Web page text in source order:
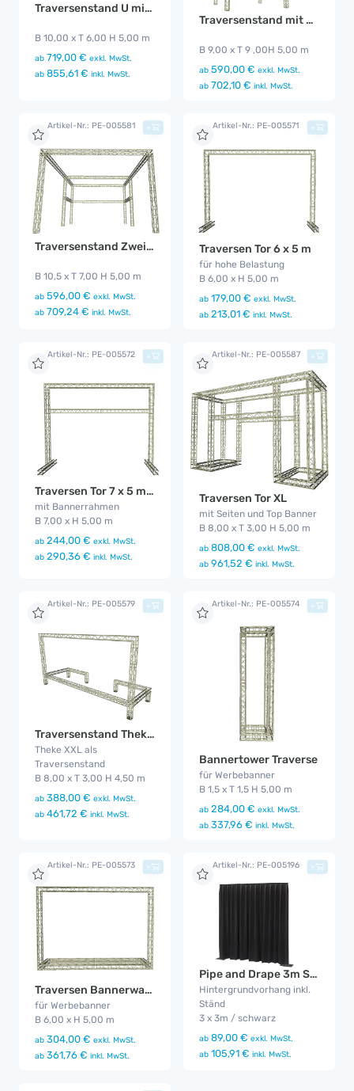
Traversenstand U mit Kabine
B 10,00 x T 6,00 H 5,00 m
ab 719,00 € exkl. MwSt.
ab 855,61 € inkl. MwSt.
Traversenstand mit Vordach
B 9,00 x T 9 ,00H 5,00 m
ab 590,00 € exkl. MwSt.
ab 702,10 € inkl. MwSt.
Artikel-Nr.: PE-005581
Traversenstand Zweigeteilt
B 10,5 x T 7,00 H 5,00 m
ab 596,00 € exkl. MwSt.
ab 709,24 € inkl. MwSt.
+ Artikel-Nr.: PE-005571
Traversen Tor 6 x 5 m
für hohe Belastung
B 6,00 x H 5,00 m
ab 179,00 € exkl. MwSt.
ab 213,01 € inkl. MwSt.
+
Artikel-Nr.: PE-005572
Traversen Tor 7 x 5 m Bannerrahmen
mit Bannerrahmen
B 7,00 x H 5,00 m
ab 244,00 € exkl. MwSt.
ab 290,36 € inkl. MwSt.
+ Artikel-Nr.: PE-005587
Traversen Tor XL
mit Seiten und Top Banner
B 8,00 x T 3,00 H 5,00 m
ab 808,00 € exkl. MwSt.
ab 961,52 € inkl. MwSt.
+
Artikel-Nr.: PE-005579
Traversenstand Theken Bar
Theke XXL als
Traversenstand
B 8,00 x T 3,00 H 4,50 m
ab 388,00 € exkl. MwSt.
ab 461,72 € inkl. MwSt.
+ Artikel-Nr.: PE-005574
Bannertower Traverse
für Werbebanner
B 1,5 x T 1,5 H 5,00 m
ab 284,00 € exkl. MwSt.
ab 337,96 € inkl. MwSt.
+
Artikel-Nr.: PE-005573
Traversen Bannerwand 6 x 5 m
für Werbebanner
B 6,00 x H 5,00 m
ab 304,00 € exkl. MwSt.
ab 361,76 € inkl. MwSt.
+ Artikel-Nr.: PE-005196
Pipe and Drape 3m Set schwarz
Hintergrundvorhang inkl.
Ständ
3 x 3m / schwarz
ab 89,00 € exkl. MwSt.
ab 105,91 € inkl. MwSt.
+